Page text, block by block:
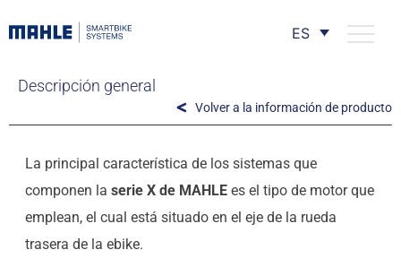
ES
Descripción general
Volver a la información de producto
La principal característica de los sistemas que
componen la serie X de MAHLEes el tipo de motor que
emplean, el cual está situado en el eje de la rueda
trasera de la ebike.